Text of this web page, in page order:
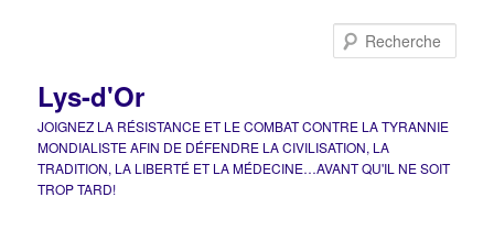
Lys-d'Or
JOIGNEZ LA RÉSISTANCE ET LE COMBAT CONTRE LA TYRANNIE
MONDIALISTE AFIN DE DÉFENDRE LA CIVILISATION, LA
TRADITION, LA LIBERTÉ ET LA MÉDECINE…AVANT QU'IL NE SOIT
TROP TARD!